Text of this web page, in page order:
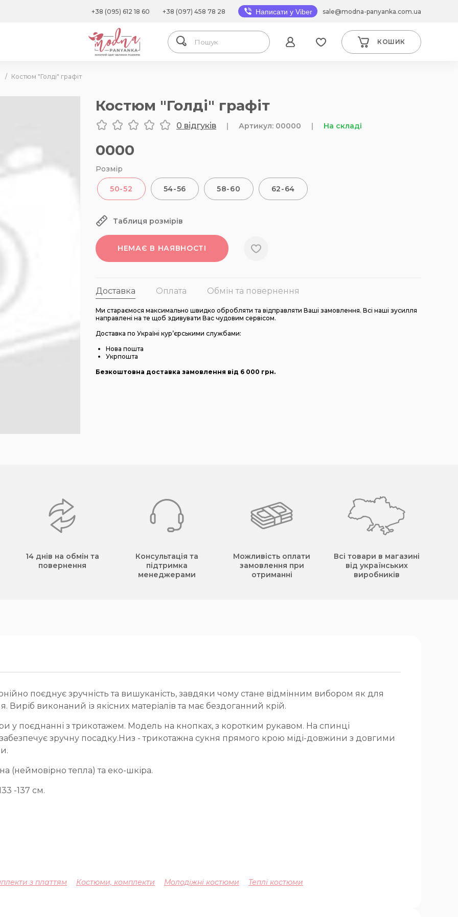
+38 (095) 612 18 60 +38 (097) 458 78 28 Написати у Viber sale@modna-panyanka.com.ua
КОШИК
/ Костюм "Голді" графіт
Костюм "Голді" графіт
0 відгуків | Артикул: 00000 | На складі
0000
Розмір
50-52 54-56 58-60 62-64
Таблиця розмірів
НЕМАЄ В НАЯВНОСТІ
Доставка Оплата Обмін та повернення
Ми стараємося максимально швидко обробляти та відправляти Ваші замовлення. Всі наші зусилля
направлені на те щоб здивувати Вас чудовим сервісом.
Доставка по Україні кур’єрськими службами:
Нова пошта
Укрпошта
Безкоштовна доставка замовлення від 6 000 грн.
14 днів на обмін та
повернення
Консультація та
підтримка
менеджерами
Можливість оплати
замовлення при
отриманні
Всі товари в магазині
від українських
виробників
поєднує зручність та вишуканість, завдяки чому стане відмінним вибором як для
Виріб виконаний із якісних матеріалів та має бездоганний крій.
у поєднанні з трикотажем. Модель на кнопках, з коротким рукавом. На спинці
зручну посадку.Низ - трикотажна сукня прямого крою міді-довжини з довгими
(неймовірно тепла) та еко-шкіра.
-137 см.
з платтям Костюми, комплекти Молодіжні костюми Теплі костюми